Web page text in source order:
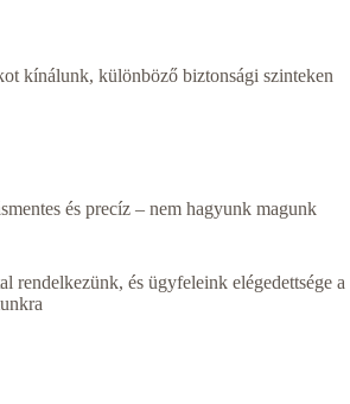
kínálunk, különböző biztonsági szinteken
és precíz – nem hagyunk magunk
rendelkezünk, és ügyfeleink elégedettsége a